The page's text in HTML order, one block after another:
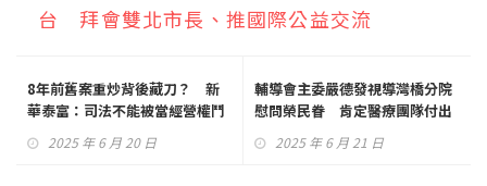
台 拜會雙北市長、推國際公益交流
8年前舊案重炒背後藏刀？ 新
華泰富：司法不能被當經營權鬥
2025 年 6 月 20 日
輔導會主委嚴德發視導灣橋分院
慰問榮民眷 肯定醫療團隊付出
2025 年 6 月 21 日